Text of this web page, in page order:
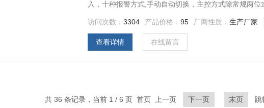
入，十种报警方式,手动自动切换，主控方式除常规两位
访问次数：3304 产品价格：95 厂商性质：生产厂家
查看详情 在线留言
共 36 条记录，当前 1 / 6 页 首页 上一页 下一页 末页 跳